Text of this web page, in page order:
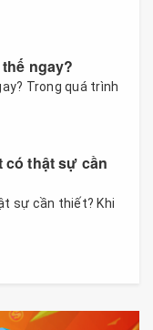
ngay?
Trong quá trình
có thật sự cần
sự cần thiết? Khi